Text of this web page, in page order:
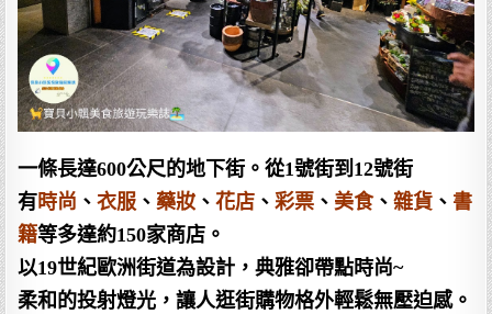
一條長達600公尺的地下街。從1號街到12號街
有時尚 、衣服 、藥妝 、花店 、彩票 、美食、雜貨 、 書
籍等多達約150家商店。
以19世紀歐洲街道為設計，典雅卻帶點時尚~
柔和的投射燈光，讓人逛街購物格外輕鬆無壓迫感。